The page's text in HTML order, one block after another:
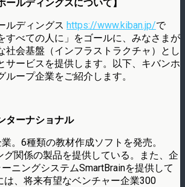
ールディングスについて】
ルディングス https://www.kiban.jp/で
すべての人に」をゴールに、みなさまが
社会基盤（インフラストラクチャ）とし
サービスを提供します。以下、キバンホ
ループ企業をご紹介します。
ターナショナル
。6種類の教材作成ソフトを発売。
グ関係の製品を提供している。また、企
ニングシステムSmartBrainを提供して
は、将来有望なベンチャー企業300